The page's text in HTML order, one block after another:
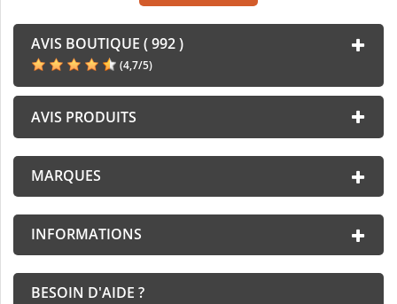
AVIS BOUTIQUE ( 992 )
(4,7/5)
AVIS PRODUITS
MARQUES
INFORMATIONS
BESOIN D'AIDE ?